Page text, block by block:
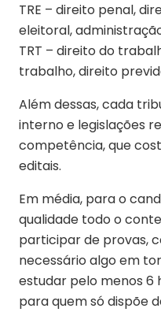
TRE – direito penal,
eleitoral,
TRT – direito do
trabalho, direito
Além dessas, cada
interno e legislações
competência, que
editais.
Em média, para o
qualidade todo o
participar de provas,
necessário algo em
estudar pelo menos 6
para quem só dispõe